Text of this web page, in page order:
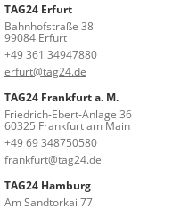
TAG24 Erfurt
Bahnhofstraße 38
99084 Erfurt
+49 361 34947880
erfurt@tag24.de
TAG24 Frankfurt a. M.
Friedrich-Ebert-Anlage 36
60325 Frankfurt am Main
+49 69 348750580
frankfurt@tag24.de
TAG24 Hamburg
Am Sandtorkai 77